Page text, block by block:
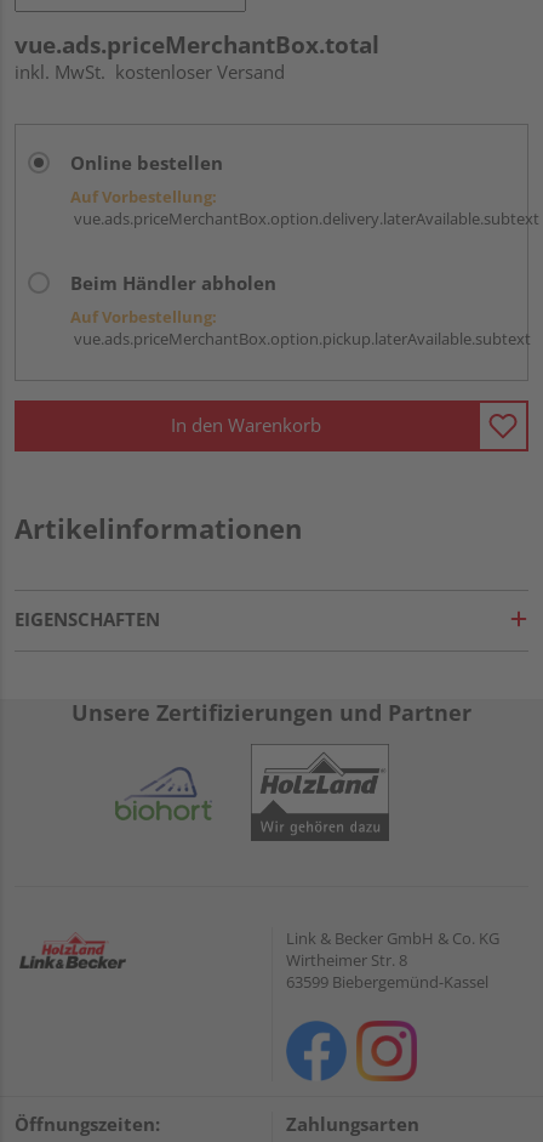
vue.ads.priceMerchantBox.total
inkl. MwSt. kostenloser Versand
Online bestellen
Auf Vorbestellung:
vue.ads.priceMerchantBox.option.delivery.laterAvailable.subtext
Beim Händler abholen
Auf Vorbestellung:
vue.ads.priceMerchantBox.option.pickup.laterAvailable.subtext
In den Warenkorb
Artikelinformationen
EIGENSCHAFTEN
Unsere Zertifizierungen und Partner
Link & Becker GmbH & Co. KG
Wirtheimer Str. 8
63599 Biebergemünd-Kassel
Öffnungszeiten: Zahlungsarten